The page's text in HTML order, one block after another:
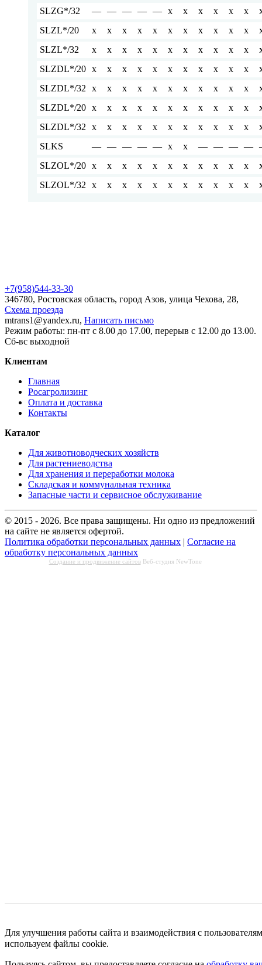
SLZG*/32
— — — — — x x x x x x
SLZL*/20
x x x x x x x x x x x
SLZL*/32
x x x x x x x x x x x
SLZDL*/20 x x x x x x x x x x x
SLZDL*/32
x x x x x x x x x x x
SLZDL*/20 x x x x x x x x x x x
SLZDL*/32
x x x x x x x x x x x
SLKS
— — — — — x x — — — —
SLZOL*/20 x x x x x x x x x x x
SLZOL*/32
x x x x x x x x x x x
+7(958)544-33-30
346780, Ростовская область, город Азов, улица Чехова, 28,
Схема проезда
mtrans1@yandex.ru, Написать письмо
Режим работы: пн-пт с 8.00 до 17.00, перерыв с 12.00 до 13.00.
Сб-вс выходной
Клиентам
Главная
Росагролизинг
Оплата и доставка
Контакты
Каталог
Для животноводческих хозяйств
Для растениеводства
Для хранения и переработки молока
Складская и коммунальная техника
Запасные части и сервисное обслуживание
© 2015 - 2026. Все права защищены. Ни одно из предложений
на сайте не является офертой.
Политика обработки персональных данных | Согласие на
обработку персональных данных
Создание и продвижение сайтовВеб-студия NewTone
Для улучшения работы сайта и взаимодействия с
используем файлы cookie.